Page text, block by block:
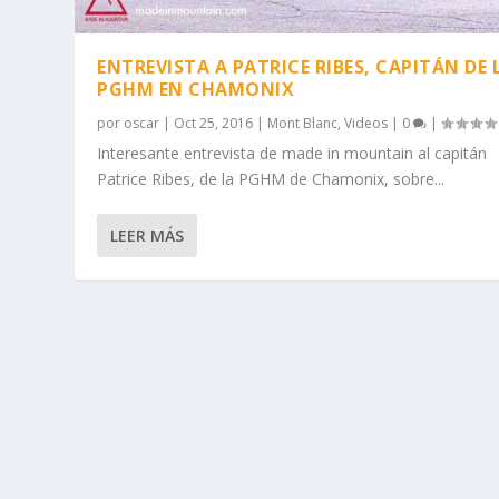
ENTREVISTA A PATRICE RIBES, CAPITÁN DE
PGHM EN CHAMONIX
por oscar | Oct 25, 2016 | Mont Blanc,Videos | 0 |
Interesante entrevista de made in mountain al capitán
Patrice Ribes, de la PGHM de Chamonix, sobre...
LEER MÁS